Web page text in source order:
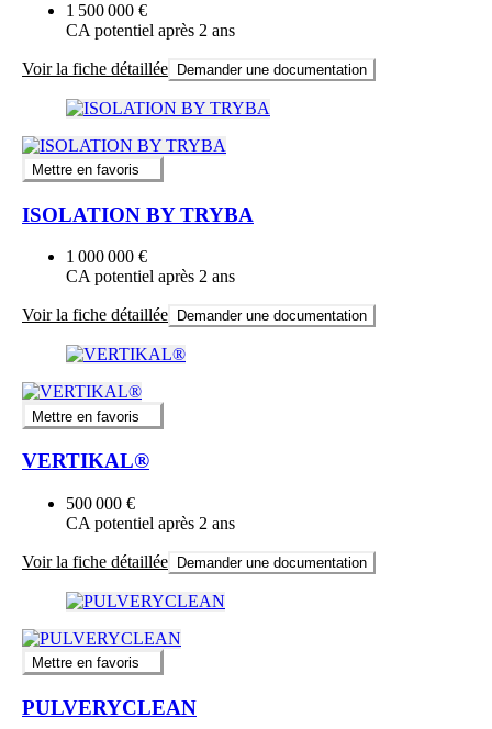
1 500 000 €
CA potentiel après 2 ans
Voir la fiche détaillée Demander une documentation
Mettre en favoris
ISOLATION BY TRYBA
1 000 000 €
CA potentiel après 2 ans
Voir la fiche détaillée Demander une documentation
Mettre en favoris
VERTIKAL®
500 000 €
CA potentiel après 2 ans
Voir la fiche détaillée Demander une documentation
Mettre en favoris
PULVERYCLEAN